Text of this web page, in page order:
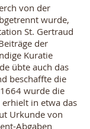
von der
wurde,
St. Gertraud
der
Kuratie
übte auch das
beschaffte die
wurde die
in etwa das
Urkunde von
Abgaben